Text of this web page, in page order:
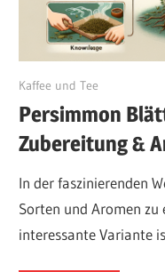
August 8, 2024
Kaffee und Tee
Persimmon
Zubereitung &
In der faszinierenden
Sorten und Aromen zu
interessante Variante